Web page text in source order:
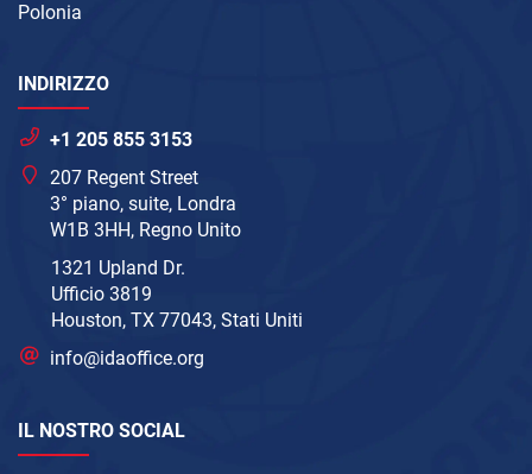
Polonia
INDIRIZZO
+1 205 855 3153
207 Regent Street
3° piano, suite, Londra
W1B 3HH, Regno Unito
1321 Upland Dr.
Ufficio 3819
Houston, TX 77043, Stati Uniti
info@idaoffice.org
IL NOSTRO SOCIAL